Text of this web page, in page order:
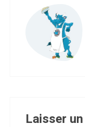
Laisser